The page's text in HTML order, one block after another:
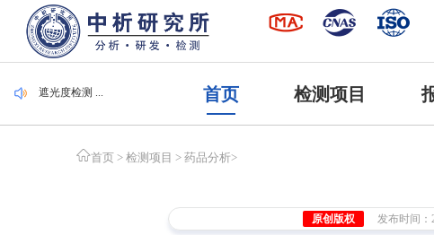
毛刷检测 ...
集装袋检测 ...
遮光度检测 ...
首页 检测项目
首页 > 检测项目 > 药品分析>
原创版权 发布时间：